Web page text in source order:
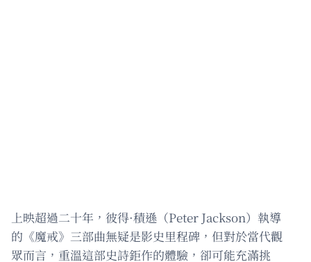
上映超過二十年，彼得·積遜（Peter Jackson）執導
的《魔戒》三部曲無疑是影史里程碑，但對於當代觀
眾而言，重溫這部史詩鉅作的體驗，卻可能充滿挑